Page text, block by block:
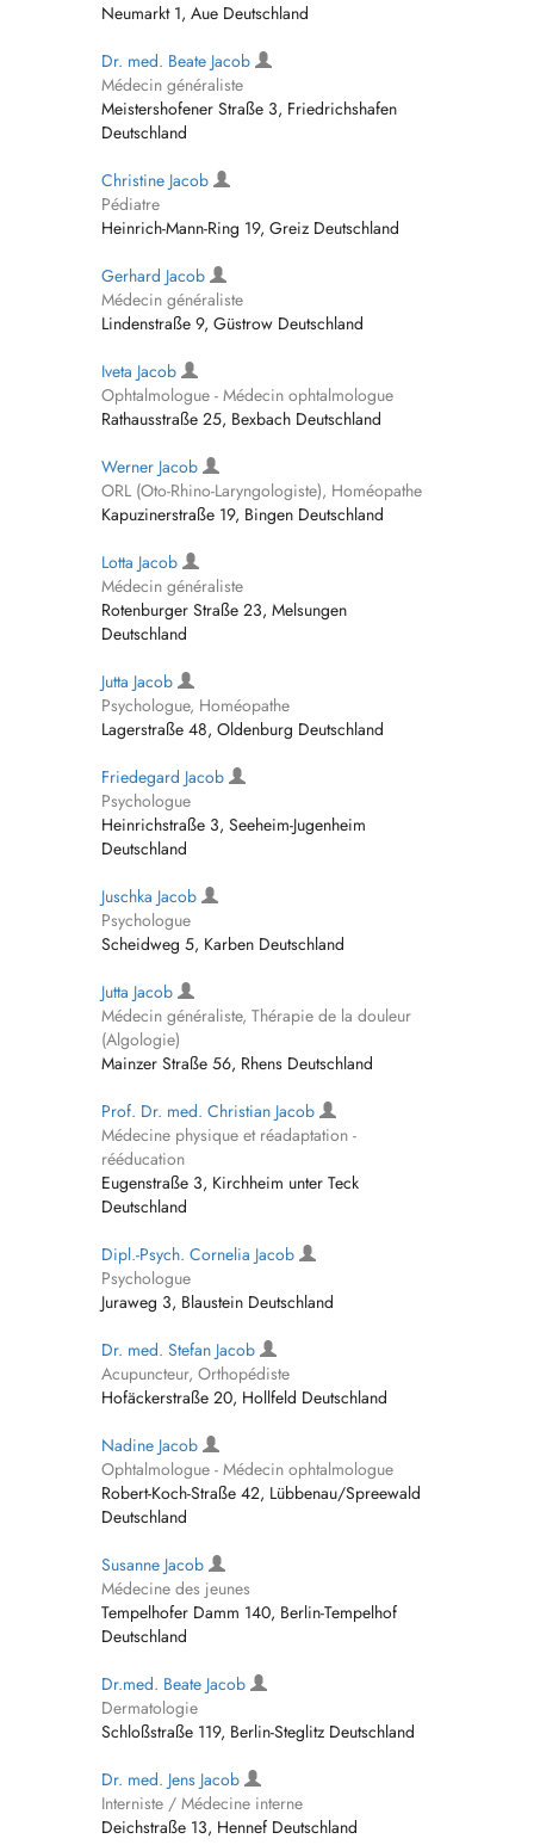
Neumarkt 1, Aue Deutschland
Dr. med. Beate Jacob
Médecin généraliste
Meistershofener Straße 3, Friedrichshafen
Deutschland
Christine Jacob
Pédiatre
Heinrich-Mann-Ring 19, Greiz Deutschland
Gerhard Jacob
Médecin généraliste
Lindenstraße 9, Güstrow Deutschland
Iveta Jacob
Ophtalmologue - Médecin ophtalmologue
Rathausstraße 25, Bexbach Deutschland
Werner Jacob
ORL (Oto-Rhino-Laryngologiste), Homéopathe
Kapuzinerstraße 19, Bingen Deutschland
Lotta Jacob
Médecin généraliste
Rotenburger Straße 23, Melsungen
Deutschland
Jutta Jacob
Psychologue, Homéopathe
Lagerstraße 48, Oldenburg Deutschland
Friedegard Jacob
Psychologue
Heinrichstraße 3, Seeheim-Jugenheim
Deutschland
Juschka Jacob
Psychologue
Scheidweg 5, Karben Deutschland
Jutta Jacob
Médecin généraliste, Thérapie de la douleur
(Algologie)
Mainzer Straße 56, Rhens Deutschland
Prof. Dr. med. Christian Jacob
Médecine physique et réadaptation -
rééducation
Eugenstraße 3, Kirchheim unter Teck
Deutschland
Dipl.-Psych. Cornelia Jacob
Psychologue
Juraweg 3, Blaustein Deutschland
Dr. med. Stefan Jacob
Acupuncteur, Orthopédiste
Hofäckerstraße 20, Hollfeld Deutschland
Nadine Jacob
Ophtalmologue - Médecin ophtalmologue
Robert-Koch-Straße 42, Lübbenau/Spreewald
Deutschland
Susanne Jacob
Médecine des jeunes
Tempelhofer Damm 140, Berlin-Tempelhof
Deutschland
Dr.med. Beate Jacob
Dermatologie
Schloßstraße 119, Berlin-Steglitz Deutschland
Dr. med. Jens Jacob
Interniste / Médecine interne
Deichstraße 13, Hennef Deutschland